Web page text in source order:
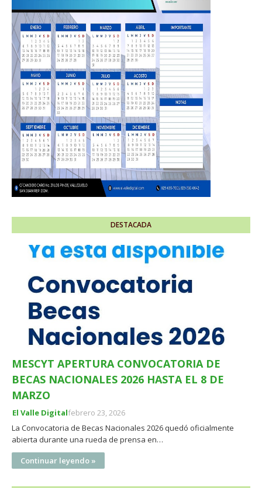
DESTACADA
MESCYT APERTURA CONVOCATORIA DE
BECAS NACIONALES 2026 HASTA EL 8 DE
MARZO
El Valle Digitalfebrero 23, 2026
La Convocatoria de Becas Nacionales 2026 quedó oficialmente
abierta durante una rueda de prensa en…
Continuar leyendo »